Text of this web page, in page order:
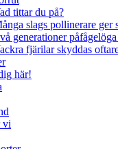
tittar du på?
slags pollinerare ger
generationer
fjärilar skyddas
här!
vi